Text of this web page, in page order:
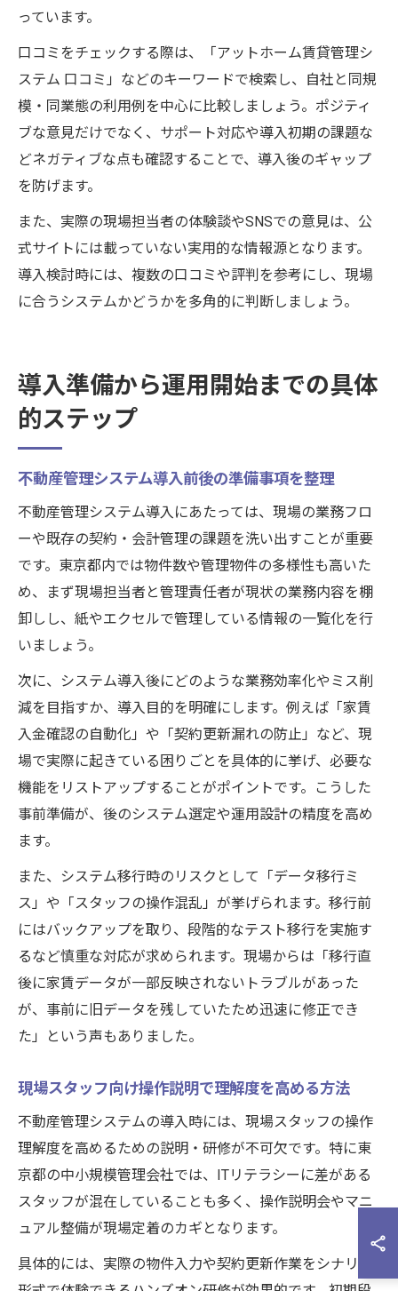
っています。
口コミをチェックする際は、「アットホーム賃貸管理シ
ステム 口コミ」などのキーワードで検索し、自社と同規
模・同業態の利用例を中心に比較しましょう。ポジティ
ブな意見だけでなく、サポート対応や導入初期の課題な
どネガティブな点も確認することで、導入後のギャップ
を防げます。
また、実際の現場担当者の体験談やSNSでの意見は、公
式サイトには載っていない実用的な情報源となります。
導入検討時には、複数の口コミや評判を参考にし、現場
に合うシステムかどうかを多角的に判断しましょう。
導入準備から運用開始までの具体
的ステップ
不動産管理システム導入前後の準備事項を整理
不動産管理システム導入にあたっては、現場の業務フロ
ーや既存の契約・会計管理の課題を洗い出すことが重要
です。東京都内では物件数や管理物件の多様性も高いた
め、まず現場担当者と管理責任者が現状の業務内容を棚
卸しし、紙やエクセルで管理している情報の一覧化を行
いましょう。
次に、システム導入後にどのような業務効率化やミス削
減を目指すか、導入目的を明確にします。例えば「家賃
入金確認の自動化」や「契約更新漏れの防止」など、現
場で実際に起きている困りごとを具体的に挙げ、必要な
機能をリストアップすることがポイントです。こうした
事前準備が、後のシステム選定や運用設計の精度を高め
ます。
また、システム移行時のリスクとして「データ移行ミ
ス」や「スタッフの操作混乱」が挙げられます。移行前
にはバックアップを取り、段階的なテスト移行を実施す
るなど慎重な対応が求められます。現場からは「移行直
後に家賃データが一部反映されないトラブルがあった
が、事前に旧データを残していたため迅速に修正でき
た」という声もありました。
現場スタッフ向け操作説明で理解度を高める方法
不動産管理システムの導入時には、現場スタッフの操作
理解度を高めるための説明・研修が不可欠です。特に東
京都の中小規模管理会社では、ITリテラシーに差がある
スタッフが混在していることも多く、操作説明会やマニ
ュアル整備が現場定着のカギとなります。
具体的には、実際の物件入力や契約更新作業をシナリオ